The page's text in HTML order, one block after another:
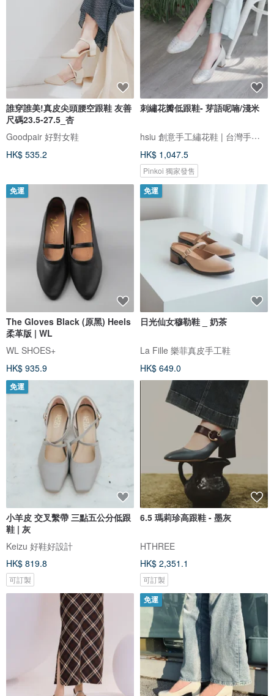
誰穿誰美!真皮尖頭腰空跟鞋 友善
尺碼23.5-27.5_杏
Goodpair 好對女鞋
HK$ 535.2
刺繡花瓣低跟鞋- 芽語呢喃/淺米
hsiu 創意手工繡花鞋 | 台灣手工鞋
HK$ 1,047.5
Pinkoi 獨家發售
免運
The Gloves Black (原黑) Heels
柔革版 | WL
WL SHOES+
HK$ 935.9
免運
日光仙女穆勒鞋 _ 奶茶
La Fille 樂菲真皮手工鞋
HK$ 649.0
免運
小羊皮 交叉繫帶 三點五公分低跟
鞋 | 灰
Keizu 好鞋好設計
HK$ 819.8
可訂製
6.5 瑪莉珍高跟鞋 - 墨灰
HTHREE
HK$ 2,351.1
可訂製
免運